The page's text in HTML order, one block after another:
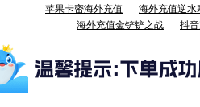
苹果卡密海外充值
海外充值逆水
海外充值金铲铲之战
抖